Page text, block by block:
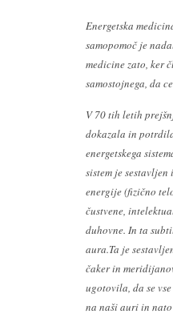
Energetska
samopomoč je
medicine zato, ker
samostojnega, da
V 70 tih letih
dokazala in
energetskega
sistem je
energije (fizično
čustvene,
duhovne. In ta
aura.Ta je
čaker in
ugotovila, da se
na naši auri in nato